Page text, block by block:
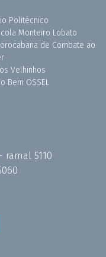
Politécnico
Monteiro Lobato
de Combate ao
Velhinhos
Bem OSSEL
ramal 5110